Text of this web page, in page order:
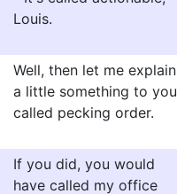
Louis.
Well, then let me explain
a little something to you
called pecking order.
If you did, you would
have called my office